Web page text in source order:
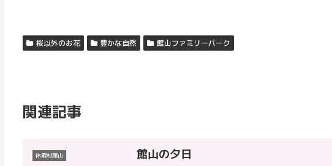
桜以外のお花 豊かな自然 館山ファミリーパーク
関連記事
休暇村館山 館山の夕日